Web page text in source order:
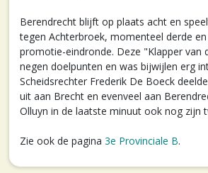
Berendrecht blijft op plaats acht en
tegen Achterbroek, momenteel derde
promotie-eindronde. Deze "Klapper van
negen doelpunten en was bijwijlen erg
Scheidsrechter Frederik De Boeck
uit aan Brecht en evenveel aan
Olluyn in de laatste minuut ook nog zijn
Zie ook de pagina 3e Provinciale B.